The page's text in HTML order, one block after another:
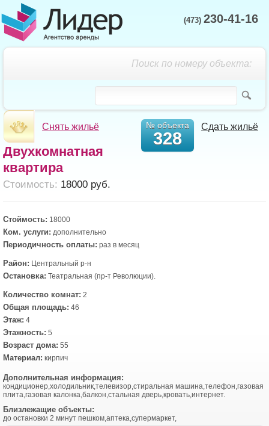
(473) 230-41-16
Поиск по номеру объекта:
Снять жильё Сдать жильё
№ объекта
328
Двухкомнатная
квартира
Cтоимость: 18000 руб.
Стоймость: 18000
Ком. услуги: дополнительно
Периодичность оплаты: раз в месяц
Район: Центральный р-н
Остановка: Театральная (пр-т Революции).
Количество комнат: 2
Общая площадь: 46
Этаж: 4
Этажность: 5
Возраст дома: 55
Материал: кирпич
Дополнительная информация:
кондиционер,холодильник,телевизор,стиральная машина,телефон,газовая
плита,газовая калонка,балкон,стальная дверь,кровать,интернет.
Близлежащие объекты:
до остановки 2 минут пешком,аптека,супермаркет,